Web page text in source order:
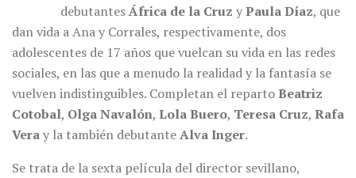
debutantesÁfrica de la Cruz yPaula Díaz, que
dan vida a Ana y Corrales, respectivamente, dos
adolescentes de 17 años que vuelcan su vida en las redes
sociales, en las que a menudo la realidad y la fantasía se
vuelven indistinguibles. Completan el repartoBeatriz
Cotobal, Olga Navalón, Lola Buero, Teresa Cruz, Rafa
Veray la también debutanteAlva Inger.
Se trata de la sexta película del director sevillano,